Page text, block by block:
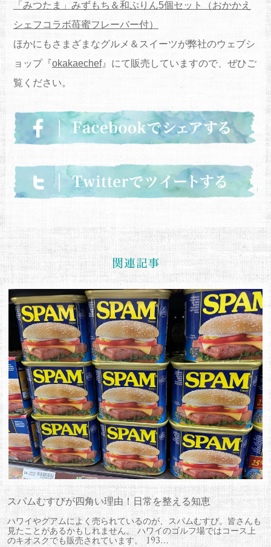
「みつたま」みずもち＆和ぷりん5個セット（おかかえ
シェフコラボ苺蜜フレーバー付）
ほかにもさまざまなグルメ＆スイーツが弊社のウェブシ
ョップ『okakaechef』にて販売していますので、ぜひご
覧ください。
スパムむすびが四角い理由！日常を整える知恵
ハワイやグアムによく売られているのが、スパムむすび。皆さんも
見たことがあるかもしれません。 ハワイのゴルフ場ではコース上
のキオスクでも販売されています。 193…